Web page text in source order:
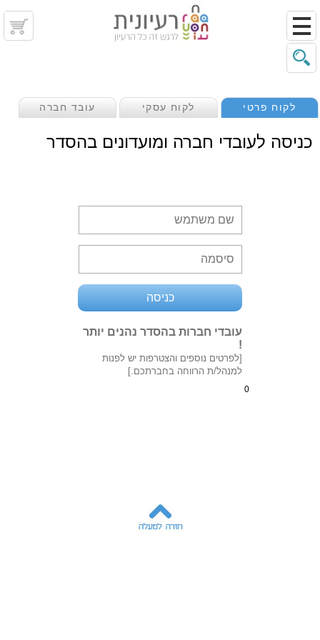
לקוח פרטי לקוח עסקי עובד חברה
כניסה לעובדי חברה ומועדונים בהסדר
עובדי חברות בהסדר נהנים יותר
!
[לפרטים נוספים והצטרפות יש לפנות
למנהל/ת הרווחה בחברתכם.]
0